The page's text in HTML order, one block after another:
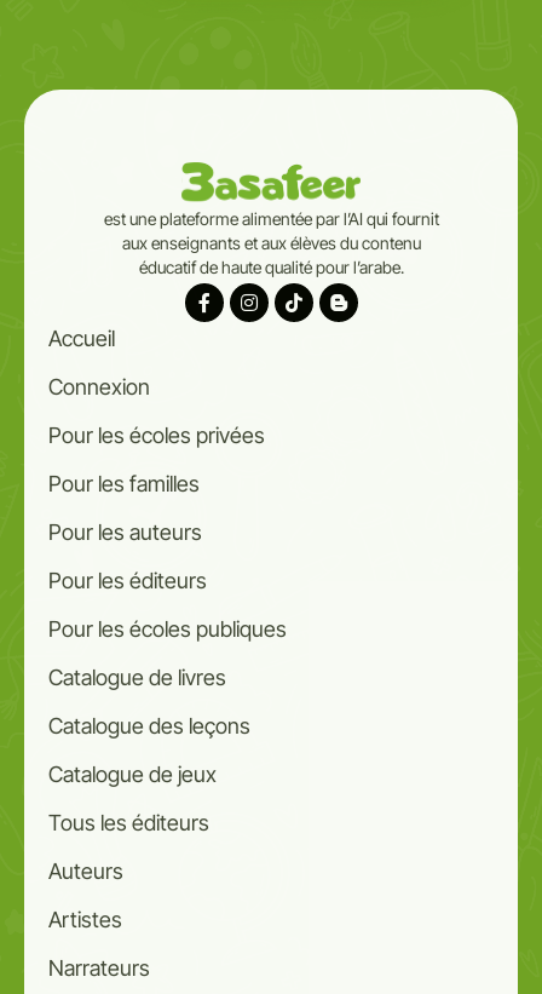
est une plateforme alimentée par l’AI qui fournit
aux enseignants et aux élèves du contenu
éducatif de haute qualité pour l’arabe.
Accueil
Connexion
Pour les écoles privées
Pour les familles
Pour les auteurs
Pour les éditeurs
Pour les écoles publiques
Catalogue de livres
Catalogue des leçons
Catalogue de jeux
Tous les éditeurs
Auteurs
Artistes
Narrateurs